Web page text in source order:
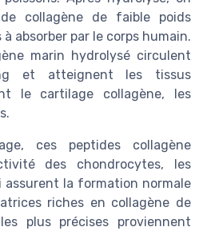
collagène de faible poids
absorber par le corps humain.
marin hydrolysé circulent
et atteignent les tissus
le cartilage collagène, les
ces peptides collagène
des chondrocytes, les
assurent la formation normale
riches en collagène de
plus précises proviennent